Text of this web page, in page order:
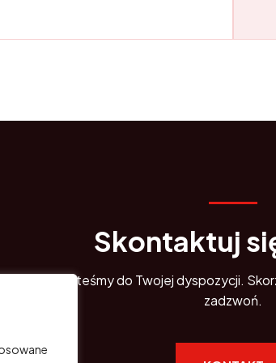
Skontaktuj
pytania? Jesteśmy do Twojej dyspozycji.
zadzwoń.